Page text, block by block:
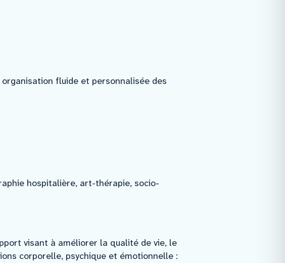
fluide et personnalisée des
hospitalière, art-thérapie, socio-
visant à améliorer la qualité de vie, le
corporelle, psychique et émotionnelle :